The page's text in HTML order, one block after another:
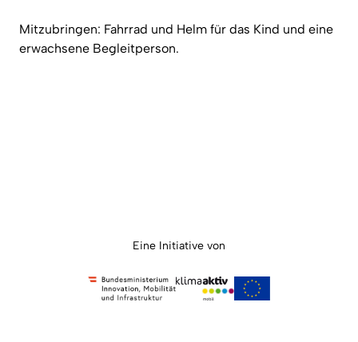
Mitzubringen: Fahrrad und Helm für das Kind und eine
erwachsene Begleitperson.
Eine Initiative von